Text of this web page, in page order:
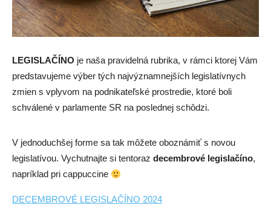
LEGISLAČÍNO je naša pravidelná rubrika, v rámci ktorej Vám
predstavujeme výber tých najvýznamnejších legislatívnych
zmien s vplyvom na podnikateľské prostredie, ktoré boli
schválené v parlamente SR na poslednej schôdzi.
V jednoduchšej forme sa tak môžete oboznámiť s novou
legislatívou. Vychutnajte si tentoraz decembrové legislačíno,
napríklad pri cappuccine
DECEMBROVÉ LEGISLAČÍNO 2024